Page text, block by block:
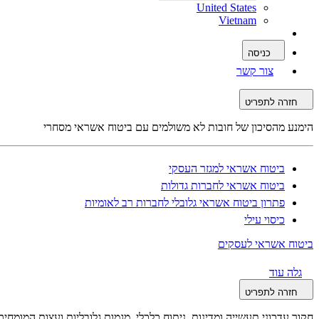
United States
Vietnam
כניסה
צור קשר
חזרה לתפריט
הימנע מהסיכון של חובות לא משולמים עם ביטוח אשראי מסחרי
ביטוח אשראי למגזר העסקי
ביטוח אשראי לחברות גדולות
פתרון ביטוח אשראי גלובלי לחברות רב לאומיות
כיסוי עילי
ביטוח אשראי לעסקים
גלה עוד
חזרה לתפריט